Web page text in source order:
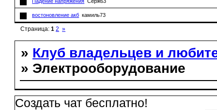
востоновление акб камиль73
Страница:1 2 »
» Клуб владельцев и
» Электрооборудование
Создать чат бесплатно!